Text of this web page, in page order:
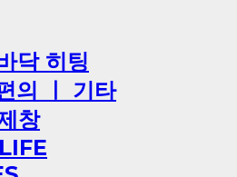
닥 히팅
의 ㅣ 기타
창